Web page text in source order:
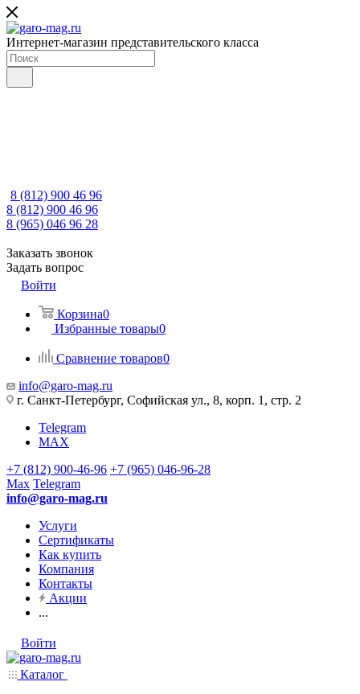
Интернет-магазин представительского класса
8 (812) 900 46 96
8 (812) 900 46 96
8 (965) 046 96 28
Заказать звонок
Задать вопрос
Войти
Корзина0
Избранные товары0
Сравнение товаров0
info@garo-mag.ru
г. Санкт-Петербург, Софийская ул., 8, корп. 1, стр. 2
Telegram
MAX
+7 (812) 900-46-96 +7 (965) 046-96-28
Max Telegram
info@garo-mag.ru
Услуги
Сертификаты
Как купить
Компания
Контакты
Акции
...
Войти
Каталог